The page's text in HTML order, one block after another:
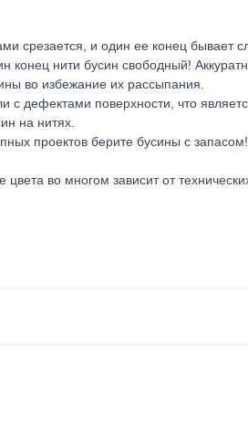
срезается, и один ее конец бывает
конец нити бусин свободный!
во избежание их рассыпания.
с дефектами поверхности, что
на нитях.
проектов берите бусины с запасом!
во многом зависит от